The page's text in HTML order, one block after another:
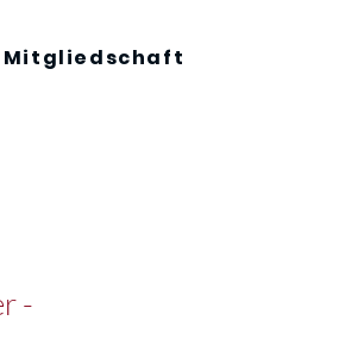
Mitgliedschaft
-